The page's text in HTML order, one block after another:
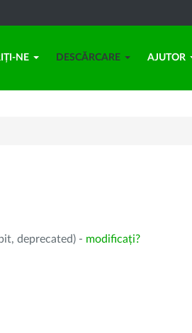
NE DESCĂRCARE AJUTOR
deprecated) - modificați?